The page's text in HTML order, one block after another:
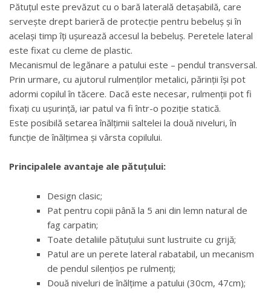
Pătuțul este prevăzut cu o bară laterală detașabilă, care
servește drept barieră de protecție pentru bebeluș și în
același timp îți ușurează accesul la bebeluș. Peretele lateral
este fixat cu cleme de plastic.
Mecanismul de legănare a patului este – pendul transversal.
Prin urmare, cu ajutorul rulmenților metalici, părinții își pot
adormi copilul în tăcere. Dacă este necesar, rulmenții pot fi
fixați cu ușurință, iar patul va fi într-o poziție statică.
Este posibilă setarea înălțimii saltelei la două niveluri, în
funcție de înălțimea și vârsta copilului.
Principalele avantaje ale pătuțului:
Design clasic;
Pat pentru copii până la 5 ani din lemn natural de
fag carpatin;
Toate detaliile pătuțului sunt lustruite cu grijă;
Patul are un perete lateral rabatabil, un mecanism
de pendul silențios pe rulmenți;
Două niveluri de înălțime a patului (30cm, 47cm);